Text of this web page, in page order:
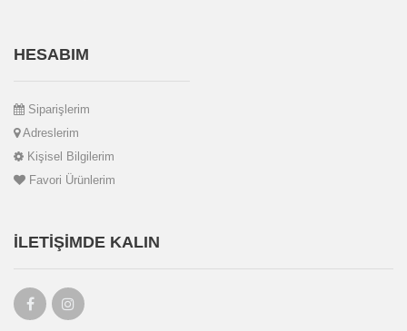
HESABIM
Siparişlerim
Adreslerim
Kişisel Bilgilerim
Favori Ürünlerim
İLETIŞIMDE KALIN